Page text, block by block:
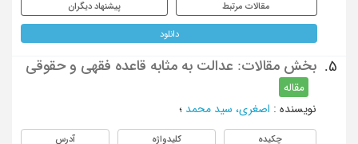
مقالات مرتبط پیشنهاد دیگران
دانلود
5. بخش مقالات: عدالت به مثابه قاعده فقهی و حقوقی
مقاله
نویسنده : اصغری، سید محمد ؛
چکیده کلیدواژه آدرس